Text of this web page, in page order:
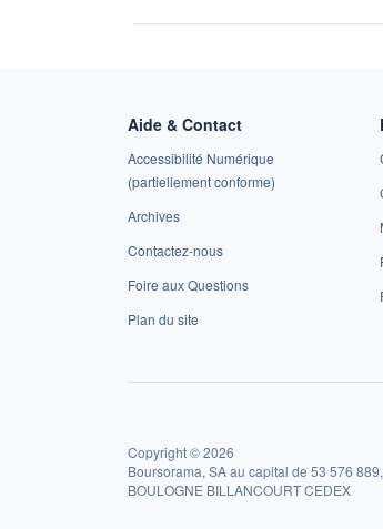
Aide & Contact
Accessibilité Numérique
(partiellement conforme)
Archives
Contactez-nous
Foire aux Questions
Plan du site
Copyright © 2026
Boursorama, SA au capital de 53 576
BOULOGNE BILLANCOURT CEDEX